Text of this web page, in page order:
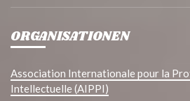
ORGANISATIONEN
Association Internationale pour la
Intellectuelle (AIPPI)